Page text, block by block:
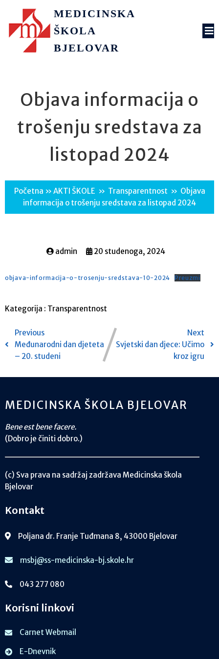
MEDICINSKA
ŠKOLA
BJELOVAR
Objava informacija o
trošenju sredstava za
listopad 2024
Početna » AKTI ŠKOLE » Transparentnost » Objava
informacija o trošenju sredstava za listopad 2024
admin 20 studenoga, 2024
objava-informacija-o-trosenju-sredstava-10-2024 Preuzmi
Kategorija : Transparentnost
Previous
Međunarodni dan djeteta
– 20. studeni
Next
Svjetski dan djece: Učimo
kroz igru
MEDICINSKA ŠKOLA BJELOVAR
Bene est bene facere.
(Dobro je činiti dobro.)
(c) Sva prava na sadržaj zadržava Medicinska škola
Bjelovar
Kontakt
Poljana dr. Franje Tuđmana 8, 43000 Bjelovar
msbj@ss-medicinska-bj.skole.hr
043 277 080
Korisni linkovi
Carnet Webmail
E-Dnevnik